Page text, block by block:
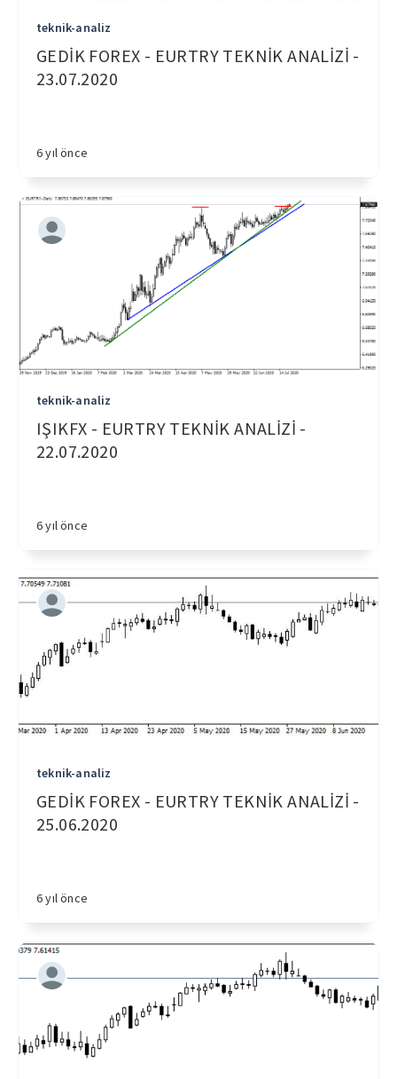
teknik-analiz
GEDİK FOREX - EURTRY TEKNİK ANALİZİ -
23.07.2020
6 yıl önce
teknik-analiz
IŞIKFX - EURTRY TEKNİK ANALİZİ -
22.07.2020
6 yıl önce
teknik-analiz
GEDİK FOREX - EURTRY TEKNİK ANALİZİ -
25.06.2020
6 yıl önce